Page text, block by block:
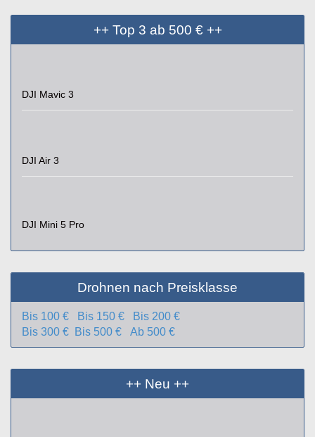
++ Top 3 ab 500 € ++
DJI Mavic 3
DJI Air 3
DJI Mini 5 Pro
Drohnen nach Preisklasse
Bis 100 € Bis 150 €
Bis 200 €
Bis 300 € Bis 500 € Ab 500 €
++ Neu ++